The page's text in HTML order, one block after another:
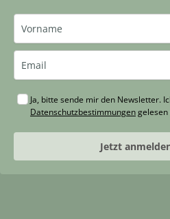
Ja, bitte sende mir den Newsletter.
Datenschutzbestimmungen
Jetzt